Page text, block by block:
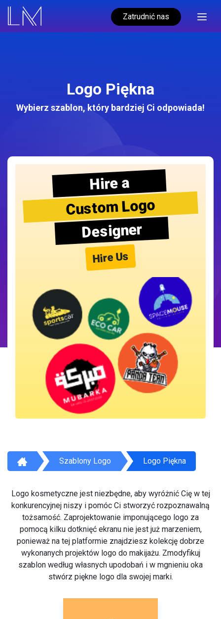
Zatrudnić nas
Logo Piękna
Wybierz szablon, który bardziej Ci odpowiada!
Hire a
Custom Logo
Designer
Hire Us
Szablony Logo Logo Piękna
Logo kosmetyczne jest niezbędne, aby wyróżnić Cię w tej
konkurencyjnej niszy i pomóc Ci stworzyć rozpoznawalną
tożsamość. Zaprojektowanie imponującego logo za
pomocą kilku dotknięć ekranu nie jest już marzeniem,
ponieważ na tej platformie znajdziesz kolekcję dobrze
wykonanych projektów logo do makijażu. Zmodyfikuj
szablon według własnych upodobań i w mgnieniu oka
stwórz piękne logo dla swojej marki.